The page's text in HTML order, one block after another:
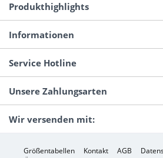
Produkthighlights
Informationen
Service Hotline
Unsere Zahlungsarten
Wir versenden mit:
Größentabellen Kontakt AGB